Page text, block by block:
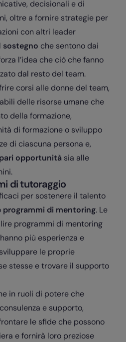
decisionali e di
oltre a fornire strategie per
con altri leader
sostegno che sentono dai
l’idea che ciò che fanno
dal resto del team.
corsi alle donne del team,
delle risorse umane che
della formazione,
di formazione o sviluppo
di ciascuna persona e,
pari opportunità sia alle
di tutoraggio
per sostenere il talento
programmi di mentoring. Le
programmi di mentoring
più esperienza e
le proprie
stesse e trovare il supporto
in ruoli di potere che
e supporto,
le sfide che possono
e fornirà loro preziose